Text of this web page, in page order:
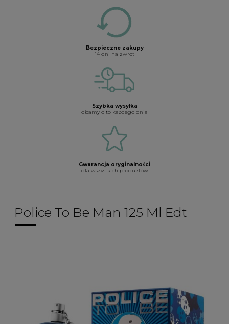
Bezpieczne zakupy
14 dni na zwrot
Szybka wysyłka
dbamy o to każdego dnia
Gwarancja oryginalności
dla wszystkich produktów
Police To Be Man 125 Ml Edt